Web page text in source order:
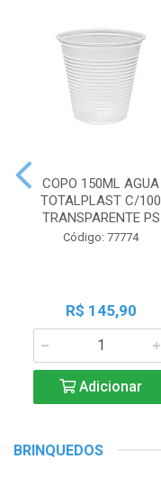
COPO 150ML AGUA
TOTALPLAST C/100
TRANSPARENTE PS
Código: 77774
R$ 145,90
Adicionar
BRINQUEDOS